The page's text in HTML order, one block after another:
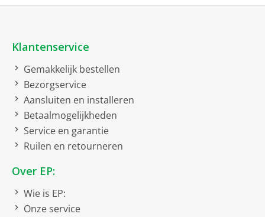
10)
Hybrid Log Gamma (HLG)
Bruto afmetingen inclusief verpakking
bruto breedte
bruto gewicht
Klantenservice
Gemakkelijk bestellen
Bezorgservice
Aansluiten en installeren
Betaalmogelijkheden
Service en garantie
Ruilen en retourneren
Over EP:
Wie is EP:
Onze service